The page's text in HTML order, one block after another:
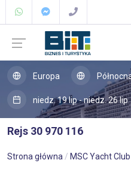
Europa
niedz. 19 lip - niedz. 26 lip
Rejs 30 970 116
Strona główna MSC Yacht Club